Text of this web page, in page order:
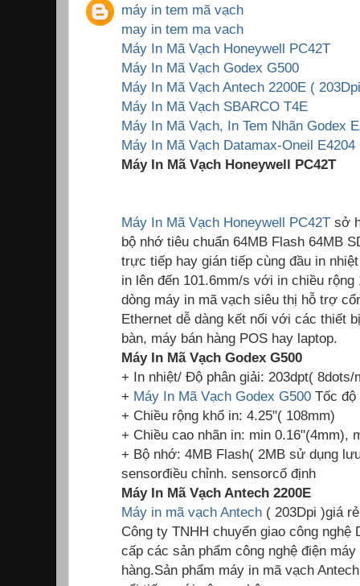
máy in tem mã vạch
may in tem ma vach
Máy In Mã Vạch Honeywell PC42T
Máy In Mã Vạch Godex G500
Máy In Mã Vạch Antech 2200E (
Máy In Mã Vạch SBARCO T4E
Máy In Mã Vạch, In Tem Nhãn Godex
Máy In Mã Vạch Datamax-Oneil
Máy In Mã Vạch Honeywell PC42T
Máy In Mã Vạch Honeywell PC42T sở
bộ nhớ tiêu chuẩn 64MB Flash 64MB
trực tiếp hay gián tiếp cùng đầu in
in lên đến 101.6mm/s với in chiều
dòng máy in mã vạch siêu thị hỗ trợ
Ethernet dễ dàng kết nối với các thiết
bàn, máy bán hàng POS hay laptop.
Máy In Mã Vạch Godex G500
+ In nhiệt/ Độ phân giải: 203dpt( 8dots/
+ Máy In Mã Vạch Godex G500 Tốc
+ Chiều rộng khổ in: 4.25"( 108mm)
+ Chiều cao nhãn in: min 0.16"(4mm),
+ Bộ nhớ: 4MB Flash( 2MB sử dụng
sensorđiều chỉnh. sensorcố định
Máy In Mã Vạch Antech 2200E
Máy in mã vạch Antech ( 203Dpi )giá
Công ty TNHH chuyển giao công nghệ
cấp các sản phẩm công nghệ điện
hàng.Sản phẩm máy in mã vạch